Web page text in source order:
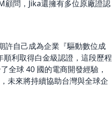
顧問，Jika還擁有多位原廠證認
許自己成為企業『驅動數位成
利取得白金級認證，這段歷程
全球 40 國的電商開發經驗，
未來將持續協助台灣與全球企